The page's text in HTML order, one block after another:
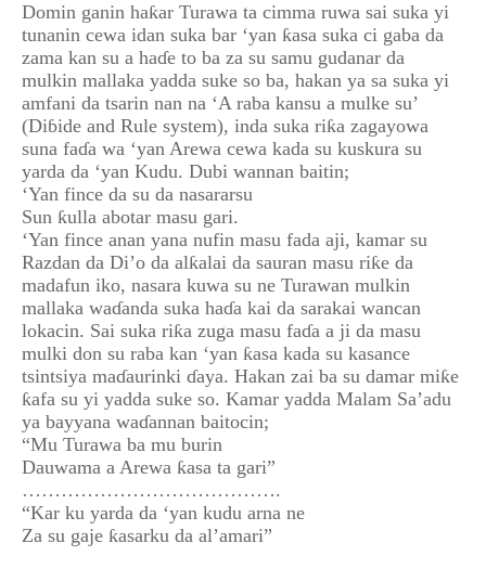
Domin ganin haƙar Turawa ta cimma ruwa sai suka yi
tunanin cewa idan suka bar ‘yan ƙasa suka ci gaba da
zama kan su a haɗe to ba za su samu gudanar da
mulkin mallaka yadda suke so ba, hakan ya sa suka yi
amfani da tsarin nan na ‘A raba kansu a mulke su’
(Diɓide and Rule system), inda suka riƙa zagayowa
suna faɗa wa ‘yan Arewa cewa kada su kuskura su
yarda da ‘yan Kudu. Dubi wannan baitin;
‘Yan fince da su da nasararsu
Sun ƙulla abotar masu gari.
‘Yan fince anan yana nufin masu fada aji, kamar su
Razdan da Di’o da alƙalai da sauran masu riƙe da
madafun iko, nasara kuwa su ne Turawan mulkin
mallaka waɗanda suka haɗa kai da sarakai wancan
lokacin. Sai suka riƙa zuga masu faɗa a ji da masu
mulki don su raba kan ‘yan ƙasa kada su kasance
tsintsiya maɗaurinki ɗaya. Hakan zai ba su damar miƙe
ƙafa su yi yadda suke so. Kamar yadda Malam Sa’adu
ya bayyana waɗannan baitocin;
“Mu Turawa ba mu burin
Dauwama a Arewa ƙasa ta gari”
………………………………….
“Kar ku yarda da ‘yan kudu arna ne
Za su gaje ƙasarku da al’amari”